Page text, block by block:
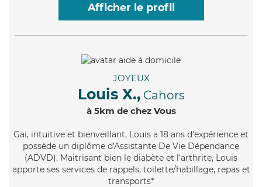
Afficher le profil
JOYEUX
Louis X., Cahors
à 5km de chez Vous
Gai, intuitive et bienveillant, Louis a 18 ans d'expérience et
possède un diplôme d'Assistante De Vie Dépendance
(ADVD). Maitrisant bien le diabète et l'arthrite, Louis
apporte ses services de rappels, toilette/habillage, repas et
transports*